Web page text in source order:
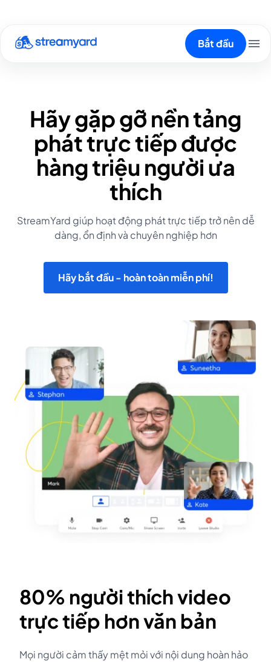
Bắt đầu
Hãy gặp gỡ nền tảng
phát trực tiếp được
hàng triệu người ưa
thích
StreamYard giúp hoạt động phát trực tiếp trở nên dễ
dàng, ổn định và chuyên nghiệp hơn
Hãy bắt đầu - hoàn toàn miễn phí!
80% người thích video
trực tiếp hơn văn bản
Mọi người cảm thấy mệt mỏi với nội dung hoàn hảo